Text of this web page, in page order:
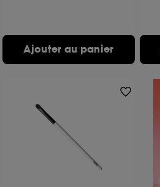
Ajouter au panier